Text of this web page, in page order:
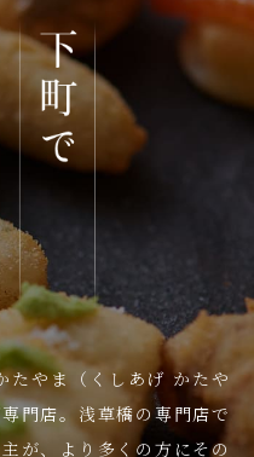
たやま（くしあげ かたや
門店。 浅草橋の専門店で
が、より多くの方にその